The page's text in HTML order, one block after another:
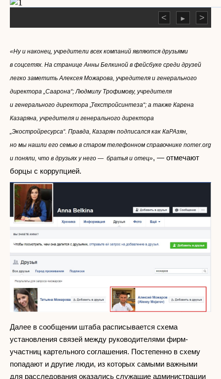
< ► >
«Ну и наконец, учредители всех компаний являются друзьями
в соцсетях. На странице Анны Белкиной в фейсбуке среди друзей
легко заметить Алексея Можарова, учредителя и генерального
директора „Саарона“; Людмилу Трофимову, учредителя
и генерального директора „Техстройсинтеза“; а также Карена
Казаряна, учредителя и генерального директора
„Экостройресурса“. Правда, Казарян подписался как КаРАзян,
но мы нашли его семью в старом телефонном справочнике nomer.org
и поняли, что в друзьях у него — братья и отец», — отмечают
борцы с коррупцией.
Далее в сообщении штаба расписывается схема
установления связей между руководителями фирм-
участниц картельного соглашения. Постепенно в схему
попадают и другие люди, из которых самыми важными
для расследования оказались служащие администрации